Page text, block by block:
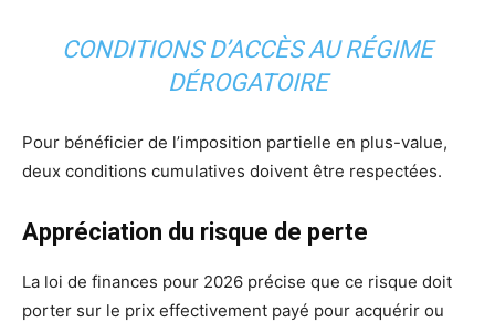
CONDITIONS D’ACCÈS AU RÉGIME
DÉROGATOIRE
Pour bénéficier de l’imposition partielle en plus-value,
deux conditions cumulatives doivent être respectées.
Appréciation du risque de perte
La loi de finances pour 2026 précise que ce risque doit
porter sur le prix effectivement payé pour acquérir ou